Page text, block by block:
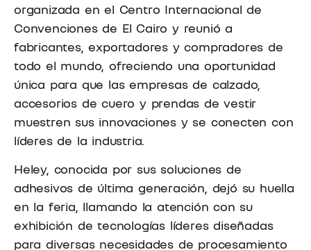
organizada en el Centro Internacional de
Convenciones de El Cairo y reunió a
fabricantes, exportadores y compradores de
todo el mundo, ofreciendo una oportunidad
única para que las empresas de calzado,
accesorios de cuero y prendas de vestir
muestren sus innovaciones y se conecten con
líderes de la industria.
Heley, conocida por sus soluciones de
adhesivos de última generación, dejó su huella
en la feria, llamando la atención con su
exhibición de tecnologías líderes diseñadas
para diversas necesidades de procesamiento